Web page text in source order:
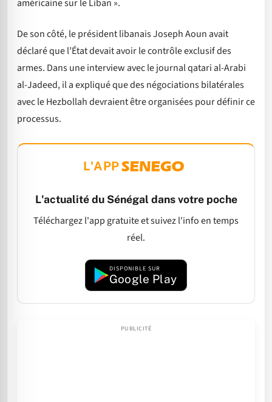
américaine sur le Liban ».
De son côté, le président libanais Joseph Aoun avait
déclaré que l’État devait avoir le contrôle exclusif des
armes. Dans une interview avec le journal qatari al-Arabi
al-Jadeed, il a expliqué que des négociations bilatérales
avec le Hezbollah devraient être organisées pour définir ce
processus.
L'APP
L'actualité du Sénégal dans votre poche
Téléchargez l'app gratuite et suivez l'info en temps
réel.
DISPONIBLE SUR
Google Play